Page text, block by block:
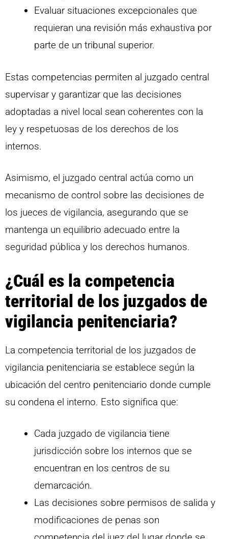
Evaluar situaciones excepcionales que
requieran una revisión más exhaustiva por
parte de un tribunal superior.
Estas competencias permiten al juzgado central
supervisar y garantizar que las decisiones
adoptadas a nivel local sean coherentes con la
ley y respetuosas de los derechos de los
internos.
Asimismo, el juzgado central actúa como un
mecanismo de control sobre las decisiones de
los jueces de vigilancia, asegurando que se
mantenga un equilibrio adecuado entre la
seguridad pública y los derechos humanos.
¿Cuál es la competencia
territorial de los juzgados de
vigilancia penitenciaria?
La competencia territorial de los juzgados de
vigilancia penitenciaria se establece según la
ubicación del centro penitenciario donde cumple
su condena el interno. Esto significa que:
Cada juzgado de vigilancia tiene
jurisdicción sobre los internos que se
encuentran en los centros de su
demarcación.
Las decisiones sobre permisos de salida y
modificaciones de penas son